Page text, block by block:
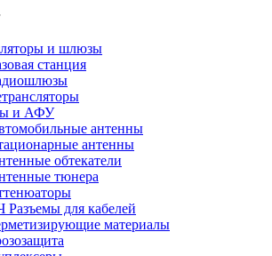
и шлюзы
станция
и АФУ
антенны
антенны
обтекатели
тюнера
Разъемы для кабелей
материалы